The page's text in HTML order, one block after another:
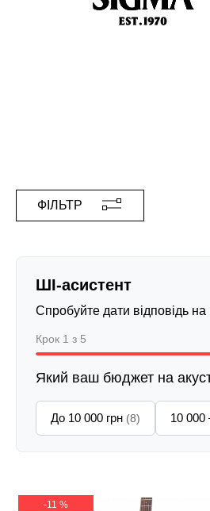
ФІЛЬТР
ШІ-асистент
Спробуйте дати відповідь на
Крок 1 з 5
Який ваш бюджет на
До 10 000 грн (8) 10 000
-11 %